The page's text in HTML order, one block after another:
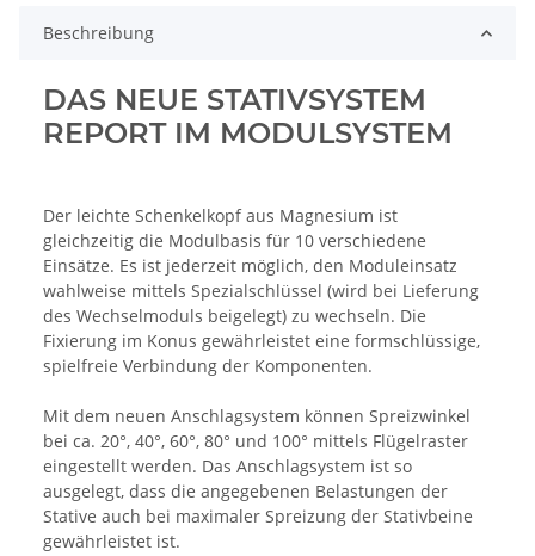
Beschreibung
DAS NEUE STATIVSYSTEM
REPORT IM MODULSYSTEM
Der leichte Schenkelkopf aus Magnesium ist
gleichzeitig die Modulbasis für 10 verschiedene
Einsätze. Es ist jederzeit möglich, den Moduleinsatz
wahlweise mittels Spezialschlüssel (wird bei Lieferung
des Wechselmoduls beigelegt) zu wechseln. Die
Fixierung im Konus gewährleistet eine formschlüssige,
spielfreie Verbindung der Komponenten.
Mit dem neuen Anschlagsystem können Spreizwinkel
bei ca. 20°, 40°, 60°, 80° und 100° mittels Flügelraster
eingestellt werden. Das Anschlagsystem ist so
ausgelegt, dass die angegebenen Belastungen der
Stative auch bei maximaler Spreizung der Stativbeine
gewährleistet ist.